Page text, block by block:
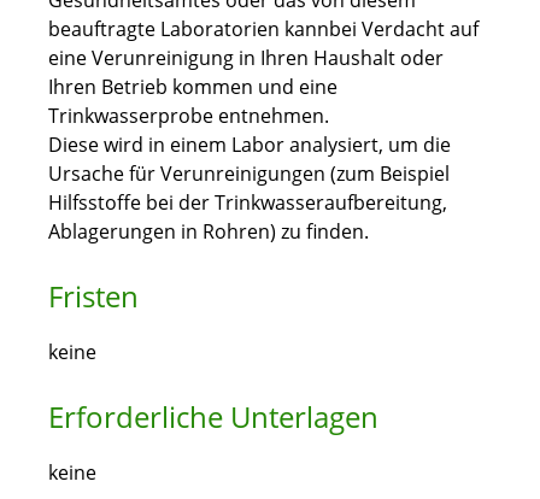
beauftragte Laboratorien kannbei Verdacht auf
eine Verunreinigung in Ihren Haushalt oder
Ihren Betrieb kommen und eine
Trinkwasserprobe entnehmen.
Diese wird in einem Labor analysiert, um die
Ursache für Verunreinigungen (zum Beispiel
Hilfsstoffe bei der Trinkwasseraufbereitung,
Ablagerungen in Rohren) zu finden.
Fristen
keine
Erforderliche Unterlagen
keine